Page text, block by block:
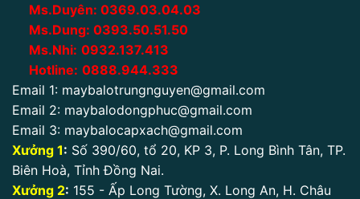
Ms.Duyên: 0369.03.04.03
Ms.Dung: 0393.50.51.50
Ms.Nhi: 0932.137.413
Hotline: 0888.944.333
Email 1: maybalotrungnguyen@gmail.com
Email 2: maybalodongphuc@gmail.com
Email 3: maybalocapxach@gmail.com
Xưởng 1: Số 390/60, tổ 20, KP 3, P. Long Bình Tân, TP.
Biên Hoà, Tỉnh Đồng Nai.
Xưởng 2: 155 - Ấp Long Tường, X. Long An, H. Châu